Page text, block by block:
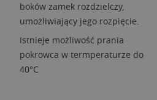
boków zamek rozdzielczy,
umożliwiający jego rozpięcie.
Istnieje możliwość prania
pokrowca w termperaturze do
40°C